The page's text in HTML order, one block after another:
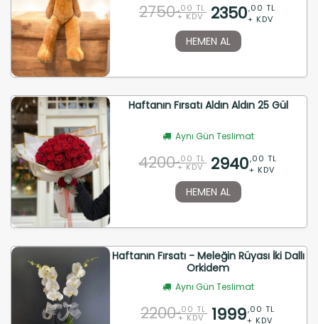
2750 ,00 TL
+ KDV 2350,00 TL
+ KDV
HEMEN AL
Haftanın Fırsatı Aldın Aldın 25 Gül
Aynı Gün Teslimat
4200 ,00 TL
+ KDV 2940,00 TL
+ KDV
HEMEN AL
Haftanın Fırsatı - Meleğin Rüyası İki Dallı
Orkidem
Aynı Gün Teslimat
2200 ,00 TL
+ KDV 1999,00 TL
+ KDV